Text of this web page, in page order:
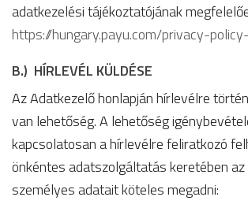
adatkezelési tájékoztatójának
https://hungary.payu.com/privacy-
B.) HÍRLEVÉL KÜLDÉSE
Az Adatkezelő honlapján hírlevélre
van lehetőség. A lehetőség
kapcsolatosan a hírlevélre feliratkozó
önkéntes adatszolgáltatás keretében az
személyes adatait köteles megadni: